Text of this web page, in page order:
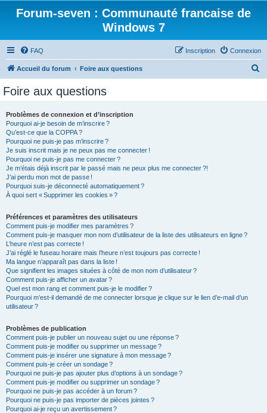
Forum-seven : Communauté francaise de
Windows 7
FAQ Connexion
Inscription
Accueil du forum Foire aux questions
Foire aux questions
Problèmes de connexion et d’inscription
Pourquoi ai-je besoin de m’inscrire ?
Qu’est-ce que la COPPA ?
Pourquoi ne puis-je pas m’inscrire ?
Je suis inscrit mais je ne peux pas me connecter !
Pourquoi ne puis-je pas me connecter ?
Je m’étais déjà inscrit par le passé mais ne peux plus me connecter ?!
J’ai perdu mon mot de passe !
Pourquoi suis-je déconnecté automatiquement ?
À quoi sert « Supprimer les cookies » ?
Préférences et paramètres des utilisateurs
Comment puis-je modifier mes paramètres ?
Comment puis-je masquer mon nom d’utilisateur de la liste des utilisateurs en ligne ?
L’heure n’est pas correcte !
J’ai réglé le fuseau horaire mais l’heure n’est toujours pas correcte !
Ma langue n’apparaît pas dans la liste !
Que signifient les images situées à côté de mon nom d’utilisateur ?
Comment puis-je afficher un avatar ?
Quel est mon rang et comment puis-je le modifier ?
Pourquoi m’est-il demandé de me connecter lorsque je clique sur le lien d’e-mail d’un
utilisateur ?
Problèmes de publication
Comment puis-je publier un nouveau sujet ou une réponse ?
Comment puis-je modifier ou supprimer un message ?
Comment puis-je insérer une signature à mon message ?
Comment puis-je créer un sondage ?
Pourquoi ne puis-je pas ajouter plus d’options à un sondage ?
Comment puis-je modifier ou supprimer un sondage ?
Pourquoi ne puis-je pas accéder à un forum ?
Pourquoi ne puis-je pas importer de pièces jointes ?
Pourquoi ai-je reçu un avertissement ?